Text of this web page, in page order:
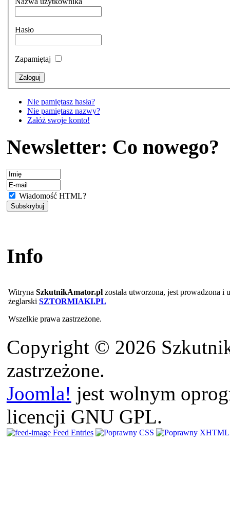
Hasło
Zapamiętaj
Nie pamiętasz hasła?
Nie pamiętasz nazwy?
Załóż swoje konto!
Newsletter: Co nowego?
Wiadomość HTML?
Info
Witryna SzkutnikAmator.plzostała utworzona, jest prowadzona i
żeglarski SZTORMIAKI.PL
Wszelkie prawa zastrzeżone.
Copyright © 2026
zastrzeżone.
Joomla! jest wolnym
licencji GNU GPL.
Feed Entries